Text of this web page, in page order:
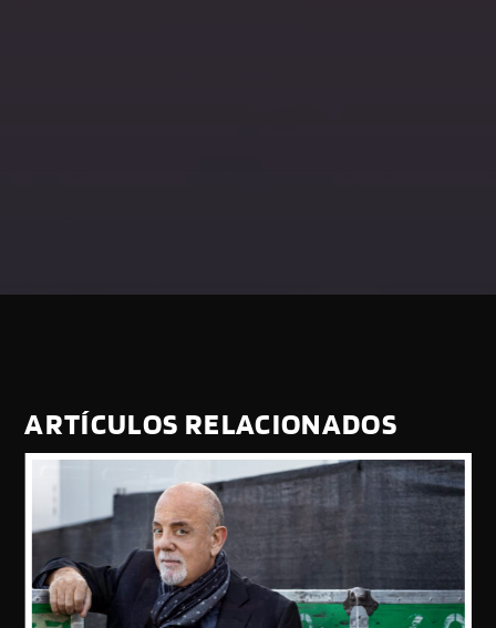
ARTÍCULOS RELACIONADOS